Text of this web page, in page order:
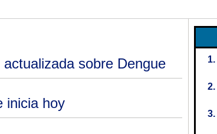
sobre Dengue
inicia hoy